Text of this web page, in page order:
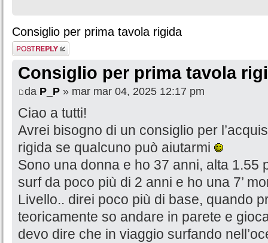
Consiglio per prima tavola rigida
Rispondi al
messaggio
Consiglio per prima tavola
da P_P » mar mar 04, 2025 12:17 pm
Ciao a tutti!
Avrei bisogno di un consiglio per
rigida se qualcuno può aiutarmi
Sono una donna e ho 37 anni, alta 1.55
surf da poco più di 2 anni e ho una 7’
Livello.. direi poco più di base, quando
teoricamente so andare in parete e
devo dire che in viaggio surfando